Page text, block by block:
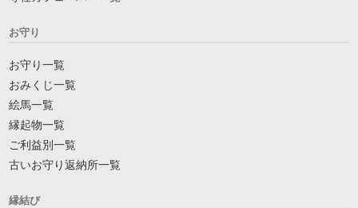
お守り
お守り一覧
おみくじ一覧
絵馬一覧
縁起物一覧
ご利益別一覧
古いお守り返納所一覧
縁結び